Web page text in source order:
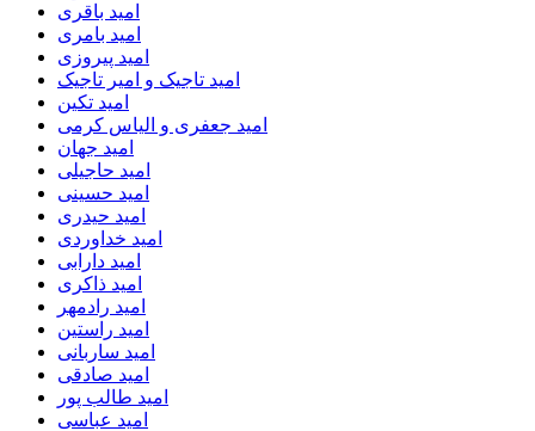
امید باقری
امید بامری
امید پیروزی
امید تاجیک و امیر تاجیک
امید تکین
امید جعفری و الیاس کرمی
امید جهان
امید حاجیلی
امید حسینی
امید حیدری
امید خداوردی
امید دارابی
امید ذاکری
امید رادمهر
امید راستین
امید ساربانی
امید صادقی
امید طالب پور
امید عباسی